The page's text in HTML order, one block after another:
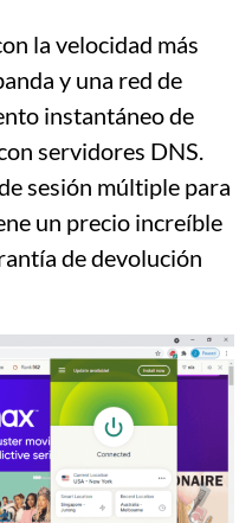
la velocidad más
y una red de
instantáneo de
servidores DNS.
sesión múltiple para
un precio increíble
de devolución